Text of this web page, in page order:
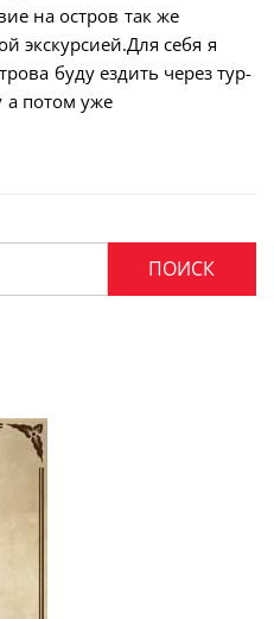
на остров так же
экскурсией.Для себя я
буду ездить через тур-
а потом уже